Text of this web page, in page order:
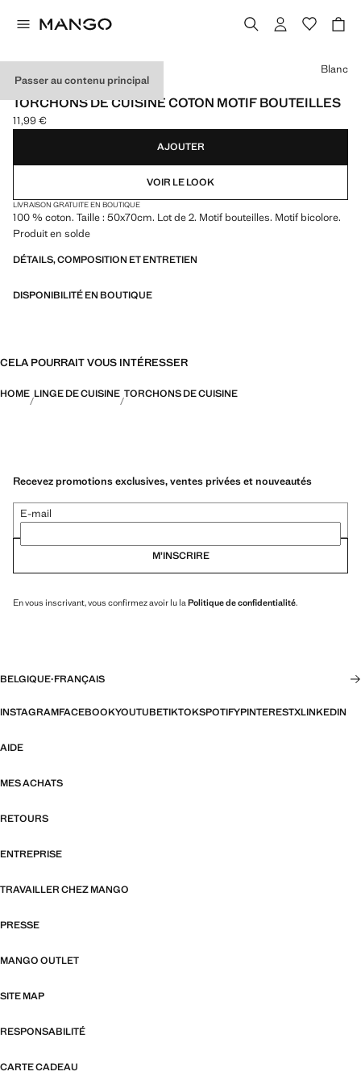
Passer au contenu principal
LOT DE 2
TORCHONS DE CUISINE COTON MOTIF BOUTEILLES
Prix actuel [11,99 € ]
11,99 €
Choisissez une couleur
Blanc
AJOUTER
VOIR LE LOOK
LIVRAISON GRATUITE EN BOUTIQUE
100 % coton. Taille : 50x70cm. Lot de 2. Motif bouteilles. Motif bicolore.
Produit en solde
DÉTAILS, COMPOSITION ET ENTRETIEN
DISPONIBILITÉ EN BOUTIQUE
CELA POURRAIT VOUS INTÉRESSER
HOME LINGE DE CUISINE TORCHONS DE CUISINE
Recevez promotions exclusives, ventes privées et nouveautés
E-mail
M’INSCRIRE
En vous inscrivant, vous confirmez avoir lu la Politique de confidentialité.
BELGIQUE·FRANÇAIS
INSTAGRAMFACEBOOKYOUTUBETIKTOKSPOTIFYPINTERESTXLINKEDIN
AIDE
MES ACHATS
RETOURS
ENTREPRISE
TRAVAILLER CHEZ MANGO
PRESSE
MANGO OUTLET
SITE MAP
RESPONSABILITÉ
CARTE CADEAU